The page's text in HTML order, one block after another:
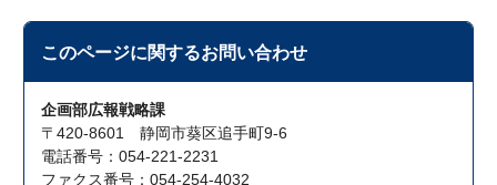
このページに関するお問い合わせ
企画部広報戦略課
〒420-8601 静岡市葵区追手町9-6
電話番号：054-221-2231
ファクス番号：054-254-4032